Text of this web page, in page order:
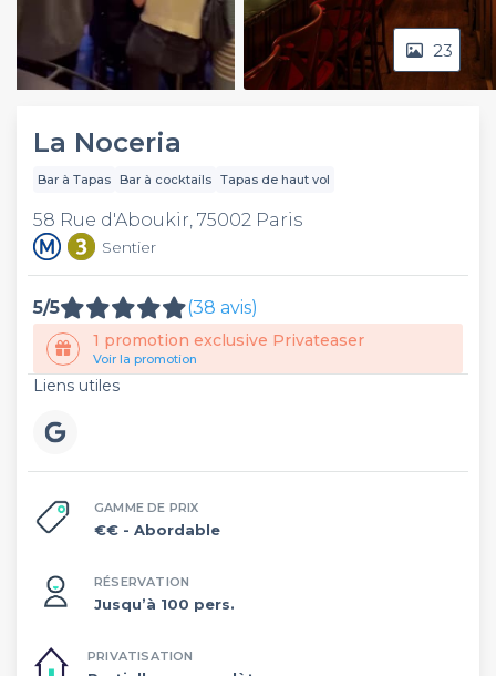
Video
23
La Noceria
Bar à Tapas Bar à cocktails Tapas de haut vol
58 Rue d'Aboukir, 75002 Paris
Sentier
5/5 (38 avis)
Liens utiles
1 promotion exclusive Privateaser
Voir la promotion
GAMME DE PRIX
€€ - Abordable
RÉSERVATION
Jusqu’à 100 pers.
PRIVATISATION